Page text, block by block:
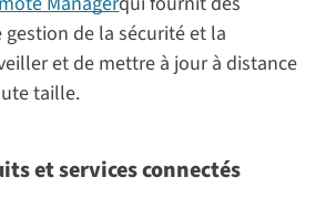
de la sécurité et la
et de mettre à jour à distance
taille.
et services connectés